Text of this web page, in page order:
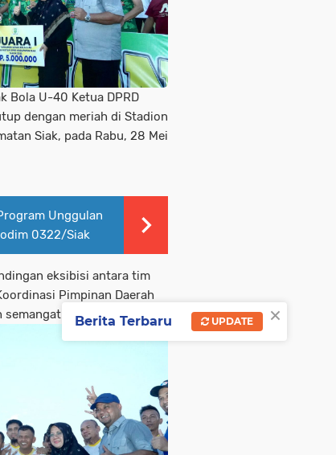
Bola U-40 Ketua DPRD
dengan meriah di Stadion
Siak, pada Rabu, 28 Mei
Unggulan
0322/Siak
eksibisi antara tim
Pimpinan Daerah
dan sportivitas.
×
Berita Terbaru UPDATE